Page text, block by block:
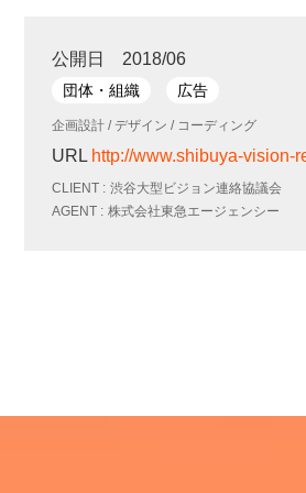
公開日 2018/06
団体・組織 広告
企画設計 / デザイン / コーディング
URL http://www.shibuya-vision-
CLIENT
渋谷大型ビジョン連絡協議会
AGENT
株式会社東急エージェンシー